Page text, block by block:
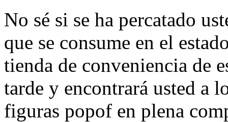
No sé si se ha percatado
que se consume en el
tienda de conveniencia de
tarde y encontrará usted a
figuras popof en plena